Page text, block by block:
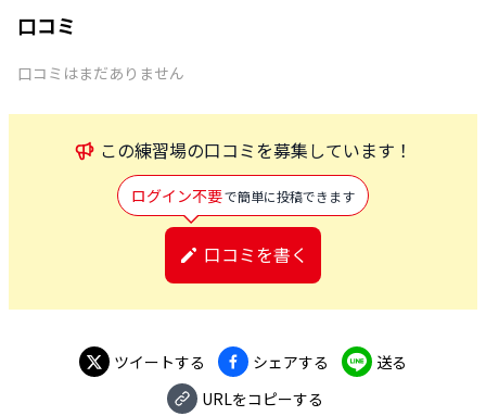
口コミ
口コミはまだありません
この練習場の口コミを募集しています！
ログイン不要で簡単に投稿できます
口コミを書く
ツイートする シェアする
送る
URLをコピーする